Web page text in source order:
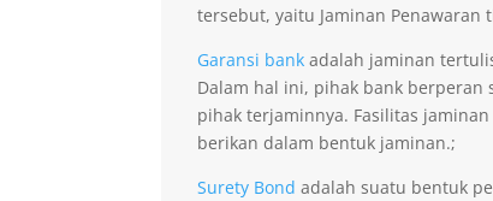
tersebut, yaitu Jaminan Penawaran
Garansi bank adalah jaminan
Dalam hal ini, pihak bank berperan
pihak terjaminnya. Fasilitas
berikan dalam bentuk jaminan.;
Surety Bond adalah suatu bentuk